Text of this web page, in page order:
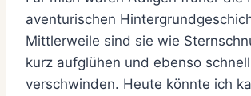
aventurischen
Mittlerweile sind sie wie
kurz aufglühen und ebenso
verschwinden. Heute könnte ich